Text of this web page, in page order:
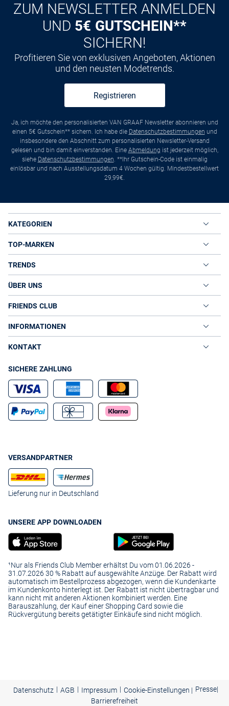
ZUM NEWSLETTER ANMELDEN
UND 5€ GUTSCHEIN**
SICHERN!
Profitieren Sie von exklusiven Angeboten, Aktionen
und den neusten Modetrends.
Registrieren
Ja, ich möchte den personalisierten VAN GRAAF Newsletter abonnieren und
einen 5€ Gutschein** sichern. Ich habe die Datenschutzbestimmungen und
insbesondere den Abschnitt zum personalisierten Newsletter-Versand
gelesen und bin damit einverstanden. Eine Abmeldung ist jederzeit möglich,
siehe Datenschutzbestimmungen. **Ihr Gutschein-Code ist einmalig
einlösbar und nach Ausstellungsdatum 4 Wochen gültig. Mindestbestellwert
29,99€.
KATEGORIEN
TOP-MARKEN
TRENDS
ÜBER UNS
FRIENDS CLUB
INFORMATIONEN
KONTAKT
SICHERE ZAHLUNG
VERSANDPARTNER
Lieferung nur in Deutschland
UNSERE APP DOWNLOADEN
¹Nur als Friends Club Member erhältst Du vom 01.06.2026 -
31.07.2026 30 % Rabatt auf ausgewählte Anzüge. Der Rabatt wird
automatisch im Bestellprozess abgezogen, wenn die Kundenkarte
im Kundenkonto hinterlegt ist. Der Rabatt ist nicht übertragbar und
kann nicht mit anderen Aktionen kombiniert werden. Eine
Barauszahlung, der Kauf einer Shopping Card sowie die
Rückvergütung bereits getätigter Einkäufe sind nicht möglich.
Datenschutz | AGB | Impressum | Cookie-Einstellungen | Presse|
Barrierefreiheit